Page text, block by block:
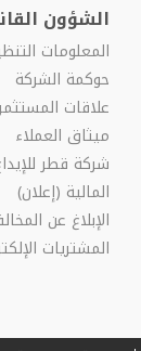
الشؤون
المعلومات
حوكمة الشركة
علاقات
ميثاق العملاء
شركة قطر
المالية (إعلان)
الإبلاغ عن
المشتريات